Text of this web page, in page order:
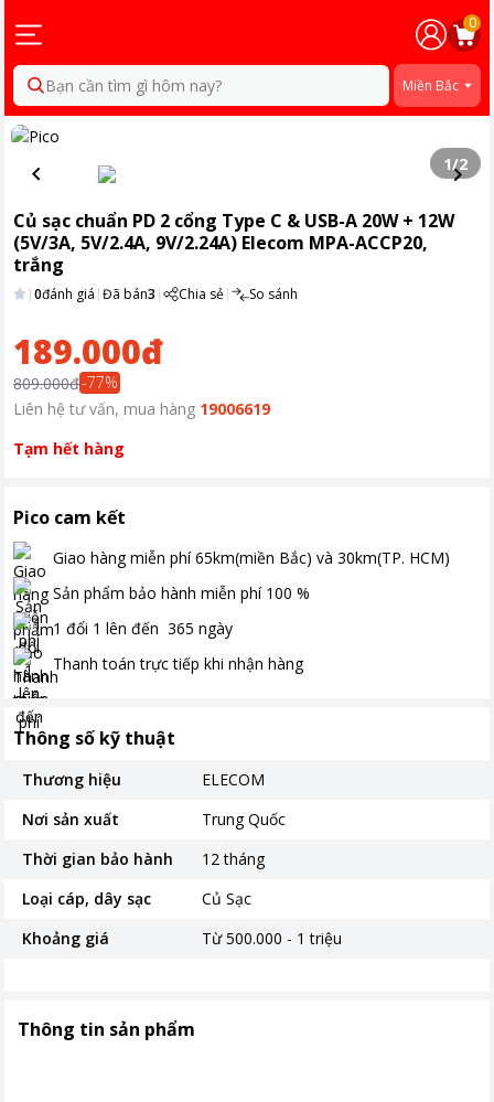
0
Bạn cần tìm gì hôm nay? Miền Bắc
1/2
Củ sạc chuẩn PD 2 cổng Type C & USB-A 20W + 12W
(5V/3A, 5V/2.4A, 9V/2.24A) Elecom MPA-ACCP20,
trắng
|0đánh giá |Đã bán3 | Chia sẻ| So sánh
189.000đ
809.000đ-77%
Liên hệ tư vấn, mua hàng 19006619
Tạm hết hàng
Pico cam kết
Giao hàng miễn phí 65km(miền Bắc) và 30km(TP. HCM)
Sản phẩm bảo hành miễn phí 100 %
1 đổi 1 lên đến 365 ngày
Thanh toán trực tiếp khi nhận hàng
Thông số kỹ thuật
Thương hiệu
ELECOM
Nơi sản xuất
Trung Quốc
Thời gian bảo hành
12 tháng
Loại cáp, dây sạc
Củ Sạc
Khoảng giá
Từ 500.000 - 1 triệu
Thông tin sản phẩm